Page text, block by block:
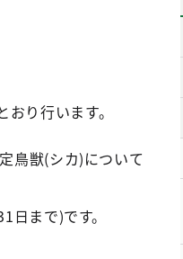
り行います。
鳥獣(シカ)について
まで)です。